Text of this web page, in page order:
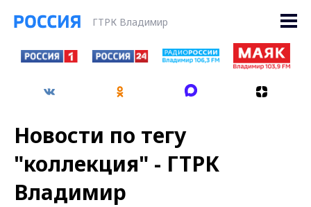
ГТРК Владимир
Новости по тегу
"коллекция" - ГТРК
Владимир